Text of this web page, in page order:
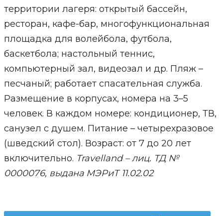
территории лагеря: открытый бассейн,
ресторан, кафе-бар, многофункциональная
площадка для волейбола, футбола,
баскетбола; настольный теннис,
компьютерный зал, видеозал и др. Пляж –
песчаный; работает спасательная служба.
Размещение в корпусах, номера на 3–5
человек. В каждом номере: кондиционер, ТВ,
санузел с душем. Питание – четырехразовое
(шведский стол). Возраст: от 7 до 20 лет
включительно. Travelland – лиц. ТД №
0000076, выдана МЭРиТ 11.02.02